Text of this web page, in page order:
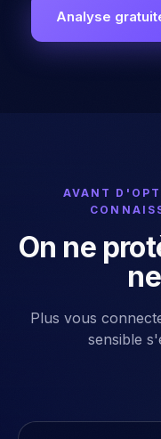
Analyse
AVANT
On ne
Plus vous
sensible